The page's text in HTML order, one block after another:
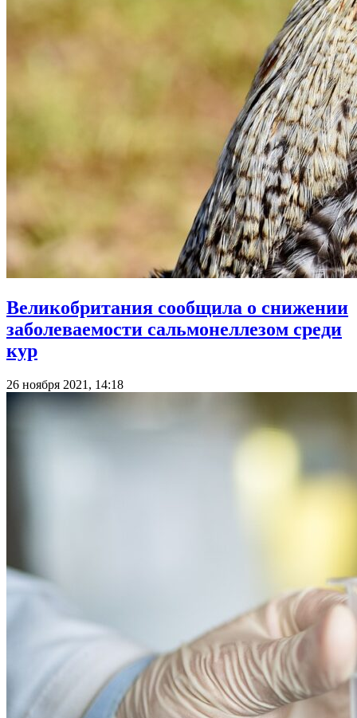
Великобритания сообщила о снижении
заболеваемости сальмонеллезом среди
кур
26 ноября 2021, 14:18